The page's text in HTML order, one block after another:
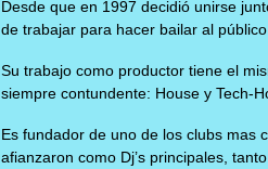
Desde que en 1997 decidió unirse
de trabajar para hacer bailar al
Su trabajo como productor tiene el
siempre contundente: House y Tech-
Es fundador de uno de los clubs mas
afianzaron como Dj’s principales,